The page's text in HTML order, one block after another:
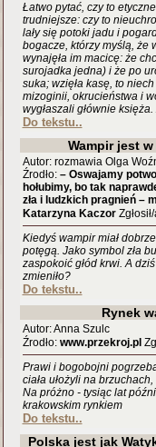
Łatwo pytać, czy to
trudniejsze: czy to
lały się potoki jadu i
bogacze, którzy myślą, że
wynajęła im macicę: że
surojadka jedna) i że po
suka; wzięła kasę, to
mizoginii, okrucieństwa i
wygłaszali głównie
Do tekstu..
Wampir jest
Autor: rozmawia Olga
Źrodło: – Oswajamy
hołubimy, bo tak
zła i ludzkich pragnień –
Katarzyna Kaczor
Kiedyś wampir miał
potęgą. Jako symbol zła
zaspokoić głód krwi. A
zmieniło?
Do tekstu..
Rynek
Autor: Anna Szulc
Źrodło: www.przekroj.pl
Prawi i bogobojni
ciała ułożyli na
Na próżno - tysiąc lat
krakowskim rynkiem
Do tekstu..
Polska jest jak